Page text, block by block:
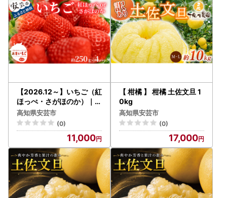
【2026.12～】いちご（紅
ほっぺ・さがほのか）｜い
ちご
高知県安芸市
(0)
11,000
【 柑橘 】 柑橘 土佐文旦 1
0kg
高知県安芸市
(0)
17,000